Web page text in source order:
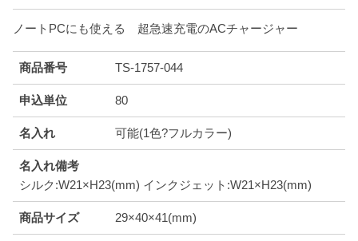
ノートPCにも使える 超急速充電のACチャージャー
商品番号 TS-1757-044
申込単位 80
名入れ 可能(1色?フルカラー)
名入れ備考
シルク:W21×H23(mm) インクジェット:W21×H23(mm)
商品サイズ 29×40×41(mm)